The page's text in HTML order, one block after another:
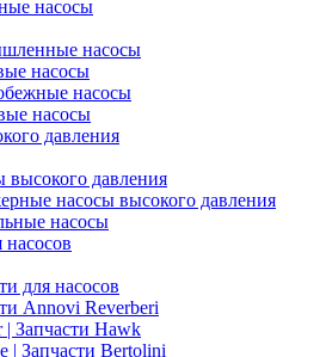
насосы
насосы
насосы
насосы
насосы
давления
высокого давления
насосы высокого давления
насосы
насосов
для насосов
Annovi Reverberi
| Запчасти Hawk
| Запчасти Bertolini